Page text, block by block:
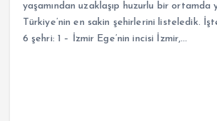
yaşamından uzaklaşıp huzurlu bir
Türkiye’nin en sakin şehirlerini listeledik.
6 şehri: 1 – İzmir Ege’nin incisi İzmir,…